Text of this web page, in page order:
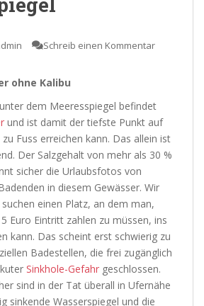
Schreib einen Kommentar
ohne Kalibu
dem Meeresspiegel befindet
und ist damit der tiefste Punkt auf
Fuss erreichen kann. Das allein ist
Der Salzgehalt von mehr als 30 %
sicher die Urlaubsfotos von
in diesem Gewässer. Wir
einen Platz, an dem man,
Euro Eintritt zahlen zu müssen, ins
kann. Das scheint erst schwierig zu
Badestellen, die frei zugänglich
Sinkhole-Gefahr geschlossen.
sind in der Tat überall in Ufernähe
sinkende Wasserspiegel und die